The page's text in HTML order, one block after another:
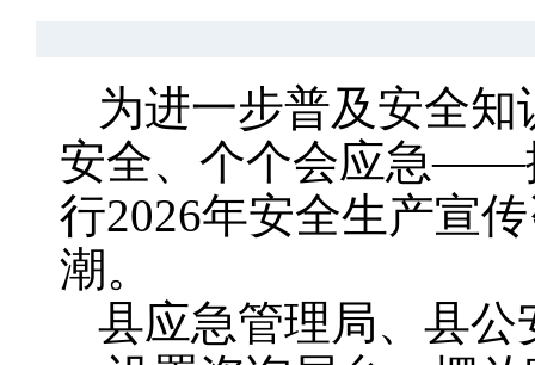
为进一步普及安全
安全、个个会应急——
行2026年安全生产宣
潮。
县应急管理局、县